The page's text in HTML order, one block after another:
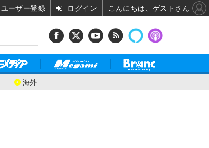
海外
ユーザー登録 ログイン こんにちは、ゲストさん